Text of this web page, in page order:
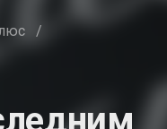
/